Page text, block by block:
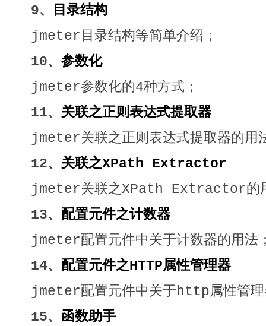
9、
目录结构
jmeter目录结构等简单介绍；
10、参数化
jmeter参数化的4种方式；
11、关联之正则表达式提取器
jmeter关联之正则表达式提取器的用
12、关联之XPath Extractor
jmeter关联之XPath Extractor的
13、
配置元件之计数器
jmeter配置元件中关于计数器的用法
14、
配置元件之HTTP属性管理器
jmeter配置元件中关于http属性管理
15、 函数助手